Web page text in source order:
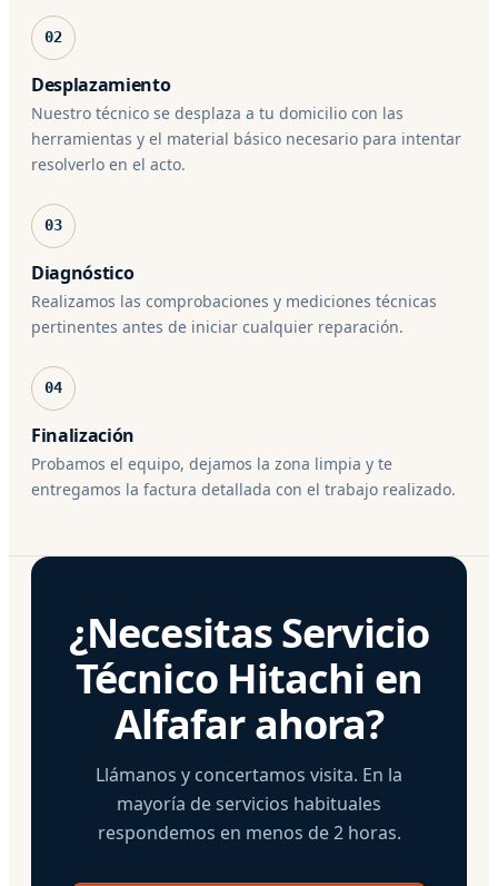
02
Desplazamiento
Nuestro técnico se desplaza a tu domicilio con las
herramientas y el material básico necesario para intentar
resolverlo en el acto.
03
Diagnóstico
Realizamos las comprobaciones y mediciones técnicas
pertinentes antes de iniciar cualquier reparación.
04
Finalización
Probamos el equipo, dejamos la zona limpia y te
entregamos la factura detallada con el trabajo realizado.
¿Necesitas Servicio
Técnico Hitachi en
Alfafar ahora?
Llámanos y concertamos visita. En la
mayoría de servicios habituales
respondemos en menos de 2 horas.